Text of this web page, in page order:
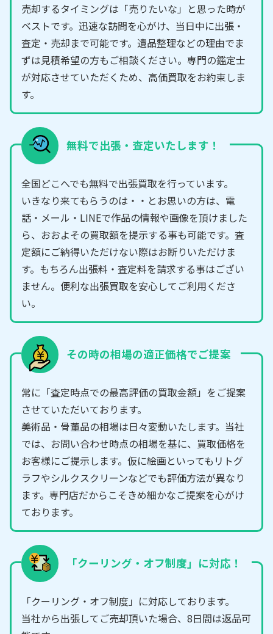
売却するタイミングは「売りたいな」と思った時が
ベストです。迅速な訪問を心がけ、当日中に出張・
査定・売却まで可能です。遺品整理などの理由でま
ずは見積希望の方もご相談ください。専門の鑑定士
が対応させていただくため、高価買取をお約束しま
す。
無料で出張・査定いたします！
全国どこへでも無料で出張買取を行っています。
いきなり来てもらうのは・・とお思いの方は、電
話・メール・LINEで作品の情報や画像を頂けました
ら、おおよその買取額を提示する事も可能です。査
定額にご納得いただけない際はお断りいただけま
す。もちろん出張料・査定料を請求する事はござい
ません。便利な出張買取を安心してご利用くださ
い。
その時の相場の適正価格でご提案
常に「査定時点での最高評価の買取金額」をご提案
させていただいております。
美術品・骨董品の相場は日々変動いたします。当社
では、お問い合わせ時点の相場を基に、買取価格を
お客様にご提示します。仮に絵画といってもリトグ
ラフやシルクスクリーンなどでも評価方法が異なり
ます。専門店だからこそきめ細かなご提案を心がけ
ております。
「クーリング・オフ制度」に対応！
「クーリング・オフ制度」に対応しております。
当社から出張してご売却頂いた場合、8日間は返品可